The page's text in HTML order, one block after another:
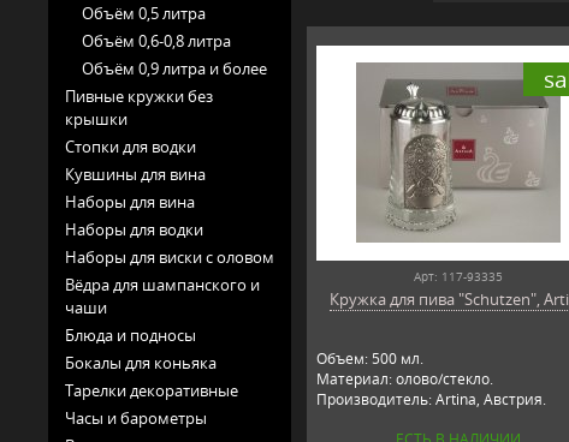
Объём 0,5 литра
Объём 0,6-0,8 литра
Объём 0,9 литра и более
Пивные кружки без
крышки
Стопки для водки
Кувшины для вина
Наборы для вина
Наборы для водки
Наборы для виски с оловом
Вёдра для шампанского и
чаши
Блюда и подносы
Бокалы для коньяка
Тарелки декоративные
Часы и барометры
Арт: 117-93335
Кружка для пива "Schutzen",
Объем: 500 мл.
Материал: олово/стекло.
Производитель: Artina, Австрия.